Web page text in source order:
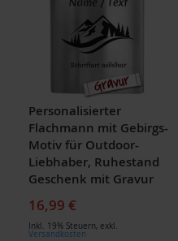
Personalisierter
Flachmann mit Gebirgs-
Motiv für Outdoor-
Liebhaber, Ruhestand
Geschenk mit Gravur
16,99 €
Inkl. 19% Steuern, exkl.
Versandkosten